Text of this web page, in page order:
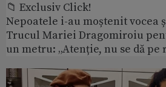
📁 Exclusiv Click!
Nepoatele i-au moștenit vocea
Trucul Mariei Dragomiroiu
un metru: „Atenție, nu se dă pe